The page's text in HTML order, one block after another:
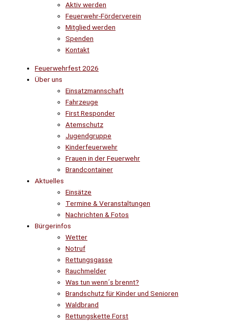
Aktiv werden
Feuerwehr-Förderverein
Mitglied werden
Spenden
Kontakt
Feuerwehrfest 2026
Über uns
Einsatzmannschaft
Fahrzeuge
First Responder
Atemschutz
Jugendgruppe
Kinderfeuerwehr
Frauen in der Feuerwehr
Brandcontainer
Aktuelles
Einsätze
Termine & Veranstaltungen
Nachrichten & Fotos
Bürgerinfos
Wetter
Notruf
Rettungsgasse
Rauchmelder
Was tun wenn´s brennt?
Brandschutz für Kinder und Senioren
Waldbrand
Rettungskette Forst